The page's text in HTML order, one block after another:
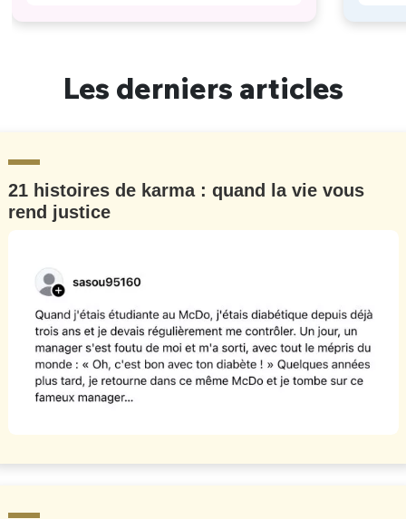
Les derniers articles
21 histoires de karma : quand la vie vous
rend justice